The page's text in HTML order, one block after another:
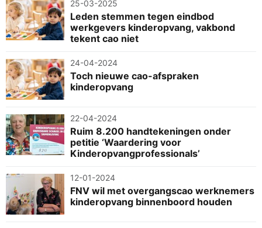
25-03-2025
Leden stemmen tegen eindbod
werkgevers kinderopvang, vakbond
tekent cao niet
24-04-2024
Toch nieuwe cao-afspraken
kinderopvang
22-04-2024
Ruim 8.200 handtekeningen onder
petitie ‘Waardering voor
Kinderopvangprofessionals’
12-01-2024
FNV wil met overgangscao werknemers
kinderopvang binnenboord houden